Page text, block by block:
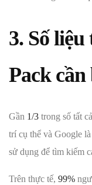
3. Số
Pack cần
Gần 1/3 trong số tất
trí cụ thể và Google
sử dụng để tìm kiếm
Trên thực tế, 99%